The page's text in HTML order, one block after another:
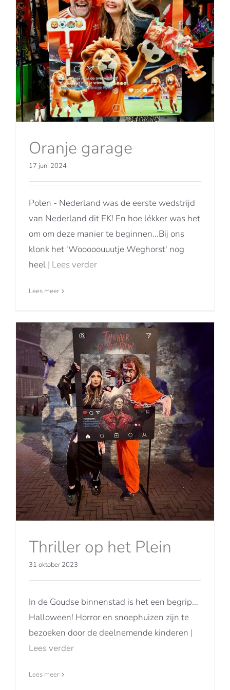
Oranje garage
17 juni 2024
Polen - Nederland was de eerste wedstrijd
van Nederland dit EK! En hoe lékker was het
om om deze manier te beginnen...Bij ons
klonk het 'Wooooouuutje Weghorst' nog
heel | Lees verder
Lees meer
Thriller op het Plein
31 oktober 2023
In de Goudse binnenstad is het een begrip...
Halloween! Horror en snoephuizen zijn te
bezoeken door de deelnemende kinderen |
Lees verder
Lees meer